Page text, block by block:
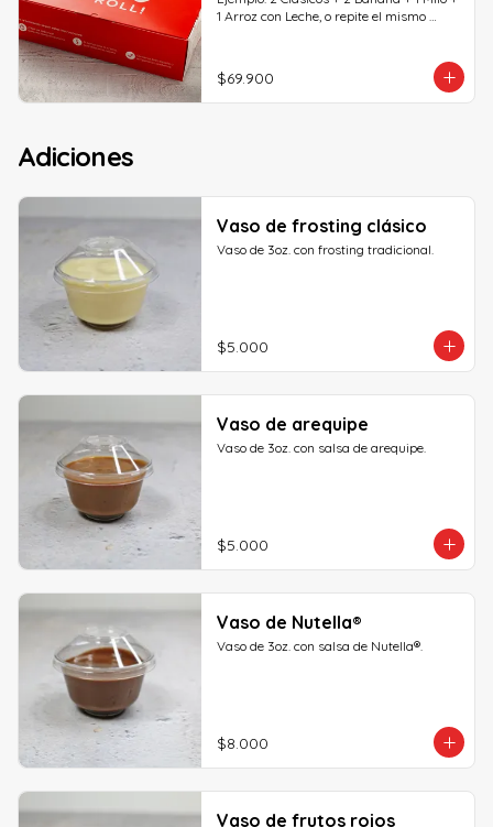
1 Arroz con Leche, o repite el mismo
$69.900
Adiciones
Vaso de frosting clásico
Vaso de 3oz. con frosting tradicional.
$5.000
Vaso de arequipe
Vaso de 3oz. con salsa de arequipe.
$5.000
Vaso de Nutella®
Vaso de 3oz. con salsa de Nutella®.
$8.000
Vaso de frutos rojos